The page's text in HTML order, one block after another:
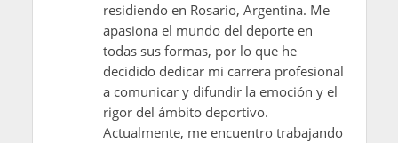
residiendo en Rosario, Argentina. Me
apasiona el mundo del deporte en
todas sus formas, por lo que he
decidido dedicar mi carrera profesional
a comunicar y difundir la emoción y el
rigor del ámbito deportivo.
Actualmente, me encuentro trabajando